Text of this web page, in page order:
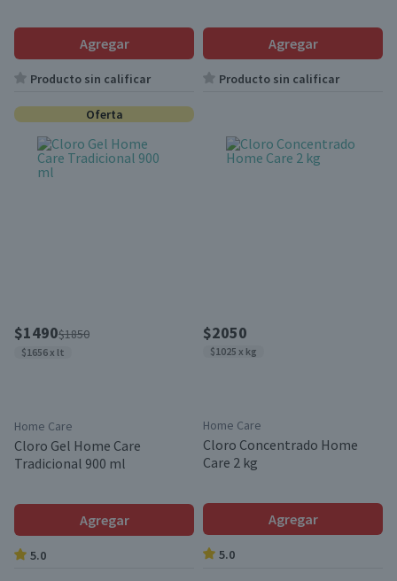
Agregar
Producto sin calificar
Agregar
Producto sin calificar
Oferta
$1490$1850
$1656 x lt
Home Care
Cloro Gel Home Care
Tradicional 900 ml
Agregar
5.0
$2050
$1025 x kg
Home Care
Cloro Concentrado Home
Care 2 kg
Agregar
5.0